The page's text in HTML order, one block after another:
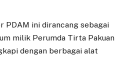
PDAM ini dirancang sebagai
milik Perumda Tirta Pakuan
dengan berbagai alat